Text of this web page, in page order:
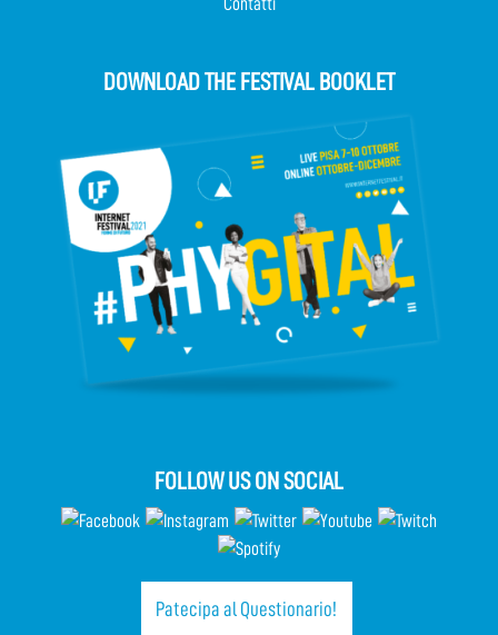
DOWNLOAD THE FESTIVAL BOOKLET
FOLLOW US ON SOCIAL
Patecipa al Questionario!